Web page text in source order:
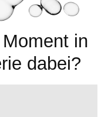
in
dabei?